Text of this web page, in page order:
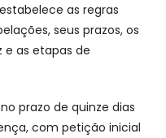
estabelece as regras
seus prazos, os
e as etapas de
prazo de quinze dias
com petição inicial